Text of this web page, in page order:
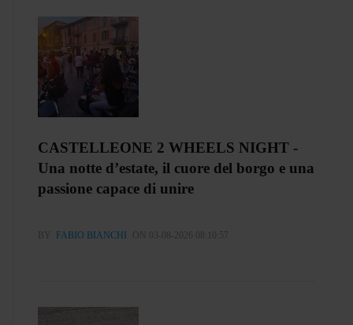
CASTELLEONE 2 WHEELS NIGHT -
Una notte d’estate, il cuore del borgo e una
passione capace di unire
BY FABIO BIANCHI ON 03-08-2026 08:10:57